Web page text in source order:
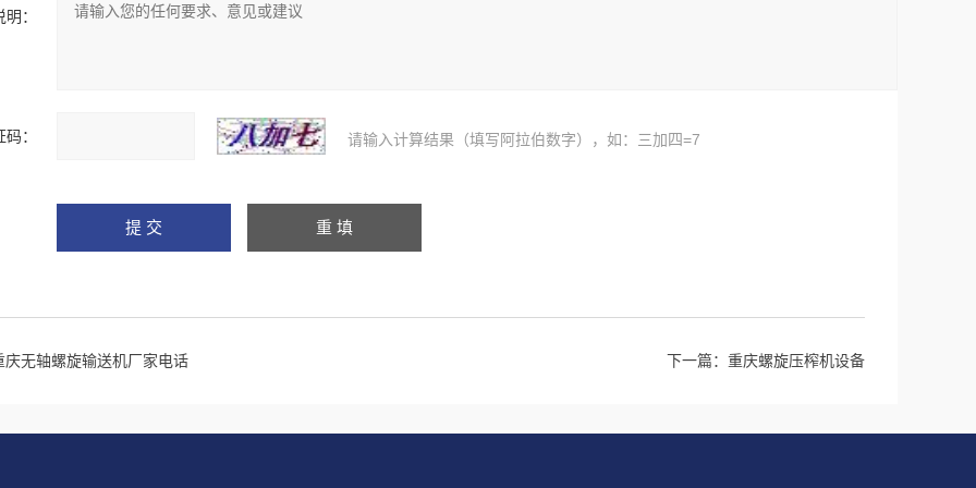
：
： 请输入计算结果（填写阿拉伯数字），如：三加四=7
庆无轴螺旋输送机厂家电话 下一篇： 重庆螺旋压榨机设备